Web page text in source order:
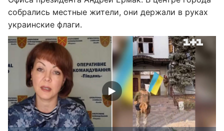
собрались местные жители, они держали в руках
украинские флаги.